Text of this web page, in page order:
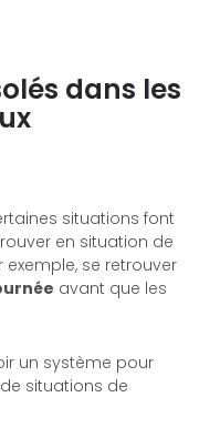
dans les
situations font
en situation de
exemple, se retrouver
avant que les
un système pour
situations de